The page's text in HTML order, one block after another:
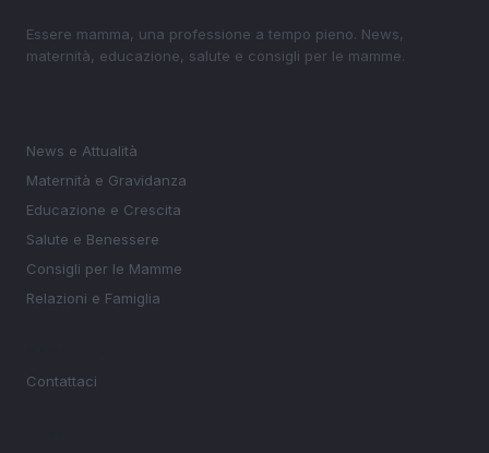
Essere mamma, una professione a tempo pieno. News,
maternità, educazione, salute e consigli per le mamme.
News e Attualità
Maternità e Gravidanza
Educazione e Crescita
Salute e Benessere
Consigli per le Mamme
Relazioni e Famiglia
Contattaci